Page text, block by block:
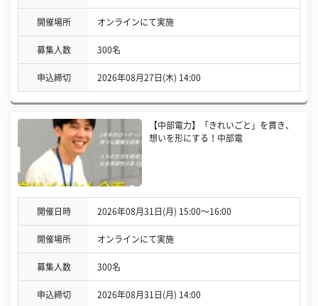
開催場所 オンラインにて実施
募集人数 300名
申込締切 2026年08月27日(木) 14:00
【中部電力】「きれいごと」を貫き、
想いを形にする！中部電
開催日時 2026年08月31日(月) 15:00〜16:00
開催場所 オンラインにて実施
募集人数 300名
申込締切 2026年08月31日(月) 14:00